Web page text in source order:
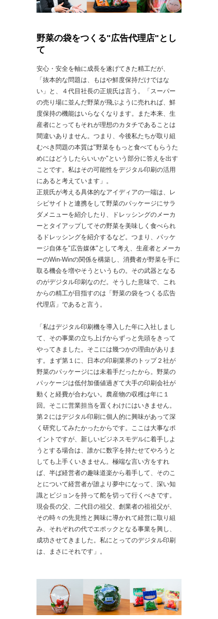
野菜の袋をつくる"広告代理店"とし
て
安心・安全を軸に成長を遂げてきた精工だが、
「抜本的な問題は、もはや鮮度保持だけではな
い」と、４代目社長の正規氏は言う。「スーパー
の売り場に並んだ野菜が飛ぶように売れれば、鮮
度保持の機能はいらなくなります。また本来、生
産者にとってもそれが理想のカタチであることは
間違いありません。つまり、今後私たちが取り組
むべき問題の本質は"野菜をもっと食べてもらうた
めにはどうしたらいいか"という部分に答えを出す
ことです。私はその可能性をデジタル印刷の活用
にあると考えています」。
正規氏が考える具体的なアイディアの一端は、レ
シピサイトと連携をして野菜のパッケージにサラ
ダメニューを紹介したり、ドレッシングのメーカ
ーとタイアップしてその野菜を美味しく食べられ
るドレッシングを紹介するなど。つまり、パッケ
ージ自体を"広告媒体"として考え、生産者とメーカ
ーのWin-Winの関係を構築し、消費者が野菜を手に
取る機会を増やそうというもの。その武器となる
のがデジタル印刷なのだ。そうした意味で、これ
からの精工が目指すのは「野菜の袋をつくる広告
代理店」であると言う。
「私はデジタル印刷機を導入した年に入社しまし
て、その事業の立ち上げからずっと先頭をきって
やってきました。そこには幾つかの理由がありま
す。まず第１に、日本の印刷業界のトップ２社が
野菜のパッケージには未着手だったから。野菜の
パッケージは低付加価値過ぎて大手の印刷会社が
動くと経費が合わない。農産物の収穫は年に１
回。そこに営業担当を置くわけにはいきません。
第２にはデジタル印刷に個人的に興味があって深
く研究してみたかったからです。ここは大事なポ
イントですが、新しいビジネスモデルに着手しよ
うとする場合は、誰かに数字を持たせてやろうと
しても上手くいきません。極端な言い方をすれ
ば、半ば経営者の趣味道楽から着手して、そのこ
とについて経営者が誰より夢中になって、深い知
識とビジョンを持って舵を切って行くべきです。
現会長の父、二代目の祖父、創業者の祖祖父が、
その時々の先見性と興味に導かれて経営に取り組
み、それぞれの代でエポックとなる事業を興し、
成功させてきました。私にとってのデジタル印刷
は、まさにそれです」。